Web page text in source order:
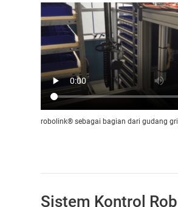
robolink® sebagai bagian dari gudang
Sistem Kontrol